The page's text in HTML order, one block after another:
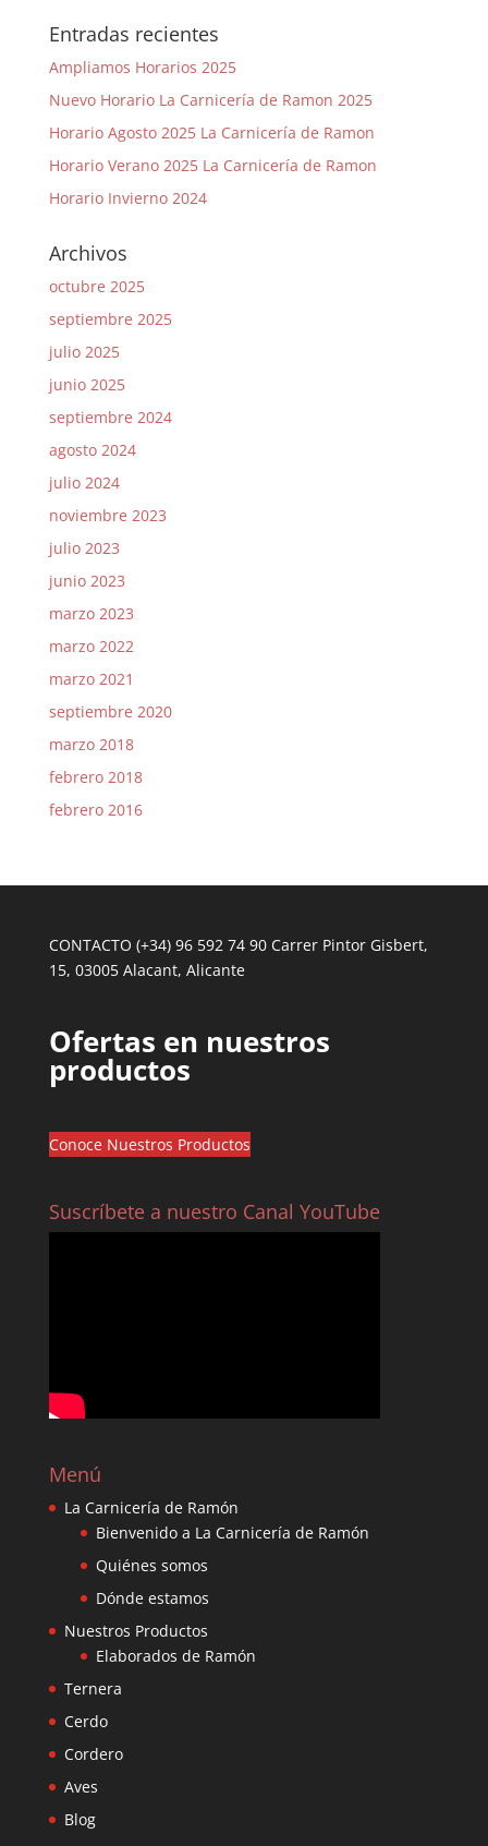
Entradas recientes
Ampliamos Horarios 2025
Nuevo Horario La Carnicería de Ramon 2025
Horario Agosto 2025 La Carnicería de Ramon
Horario Verano 2025 La Carnicería de Ramon
Horario Invierno 2024
Archivos
octubre 2025
septiembre 2025
julio 2025
junio 2025
septiembre 2024
agosto 2024
julio 2024
noviembre 2023
julio 2023
junio 2023
marzo 2023
marzo 2022
marzo 2021
septiembre 2020
marzo 2018
febrero 2018
febrero 2016
CONTACTO (+34) 96 592 74 90 Carrer Pintor Gisbert,
15, 03005 Alacant, Alicante
Ofertas en nuestros
productos
Conoce Nuestros Productos
Suscríbete a nuestro Canal YouTube
Menú
La Carnicería de Ramón
Bienvenido a La Carnicería de Ramón
Quiénes somos
Dónde estamos
Nuestros Productos
Elaborados de Ramón
Ternera
Cerdo
Cordero
Aves
Blog